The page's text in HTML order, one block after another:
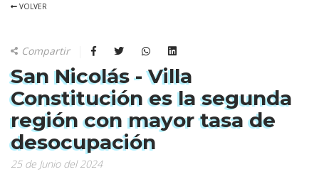
VOLVER
Compartir
San Nicolás - Villa
Constitución es la segunda
región con mayor tasa de
desocupación
25 de Junio del 2024